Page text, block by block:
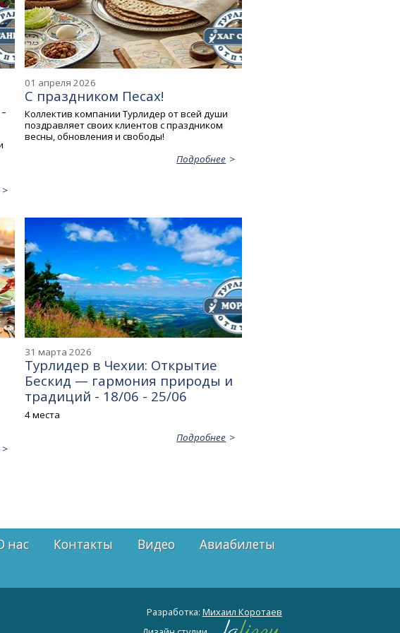
01 апреля 2026
С праздником Песах!
Коллектив компании Турлидер от всей души
поздравляет своих клиентов с праздником
весны, обновления и свободы!
Подробнее
31 марта 2026
Турлидер в Чехии: Открытие
Бескид — гармония природы и
традиций - 18/06 - 25/06
4 места
Подробнее
нас Контакты Видео
Авиабилеты
Разработка: Михаил Коротаев